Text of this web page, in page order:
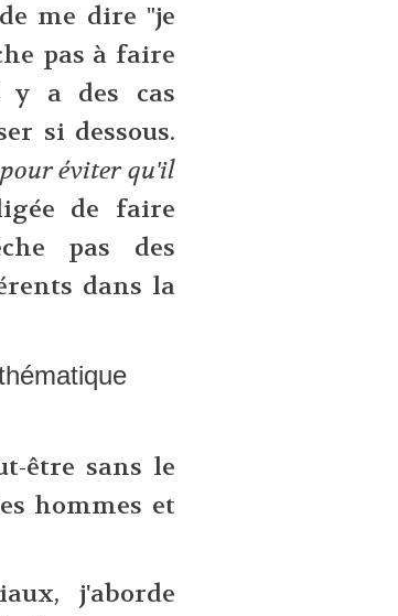
me dire "je
pas à faire
y a des cas
si dessous.
éviter qu'il
de faire
pas des
dans la
être sans le
hommes et
j'aborde